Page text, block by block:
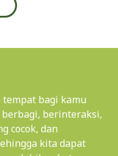
bagi kamu
berinteraksi,
cocok, dan
kita dapat